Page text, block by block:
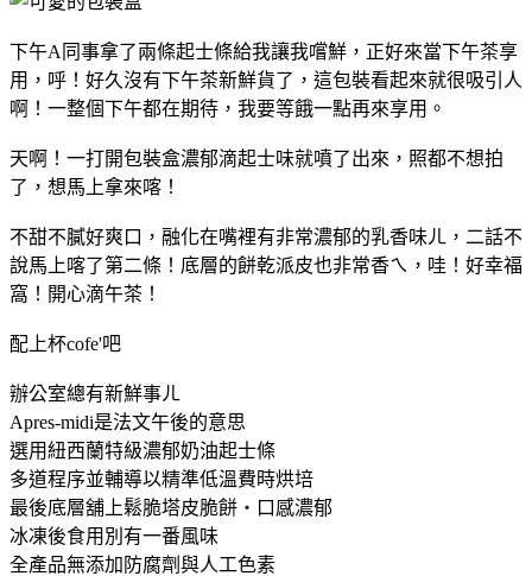
下午A同事拿了兩條起士條給我讓我嚐鮮，正好來當下午茶享
用，呼！好久沒有下午茶新鮮貨了，這包裝看起來就很吸引人
啊！一整個下午都在期待，我要等餓一點再來享用。
天啊！一打開包裝盒濃郁滴起士味就噴了出來，照都不想拍
了，想馬上拿來喀！
不甜不膩好爽口，融化在嘴裡有非常濃郁的乳香味ㄦ，二話不
說馬上喀了第二條！底層的餅乾派皮也非常香ㄟ，哇！好幸福
窩！開心滴午茶！
配上杯cofe'吧
辦公室總有新鮮事ㄦ
Apres-midi是法文午後的意思
選用紐西蘭特級濃郁奶油起士條
多道程序並輔導以精準低溫費時烘培
最後底層舖上鬆脆塔皮脆餅‧口感濃郁
冰凍後食用別有一番風味
全產品無添加防腐劑與人工色素